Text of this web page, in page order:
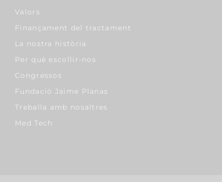
Valors
Finançament del tractament
La nostra història
Per què escollir-nos
Congressos
Fundació Jaime Planas
Treballa amb nosaltres
Med Tech